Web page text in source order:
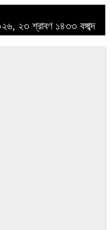
২৩ শ্রাবণ ১৪৩৩ বঙ্গাব্দ